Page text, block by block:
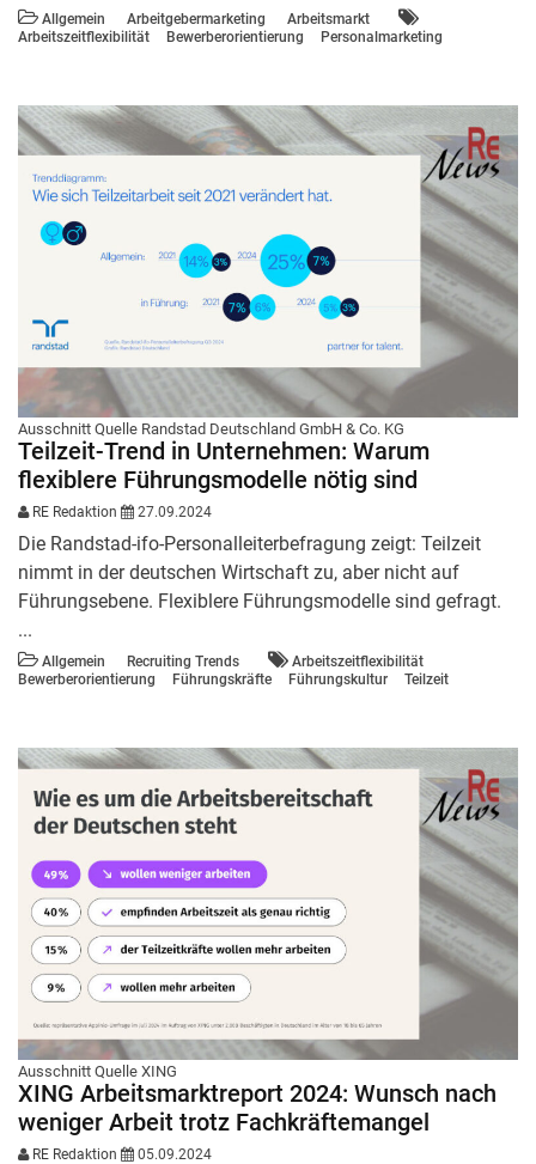
Allgemein Arbeitgebermarketing
Arbeitsmarkt
Arbeitszeitflexibilität
Bewerberorientierung Personalmarketing
Ausschnitt Quelle Randstad Deutschland GmbH & Co. KG
Teilzeit-Trend in Unternehmen: Warum
flexiblere Führungsmodelle nötig sind
RE Redaktion 27.09.2024
Die Randstad-ifo-Personalleiterbefragung zeigt: Teilzeit
nimmt in der deutschen Wirtschaft zu, aber nicht auf
Führungsebene. Flexiblere Führungsmodelle sind gefragt.
...
Allgemein Recruiting Trends
Arbeitszeitflexibilität
Bewerberorientierung
Führungskräfte Führungskultur Teilzeit
Ausschnitt Quelle XING
XING Arbeitsmarktreport 2024: Wunsch nach
weniger Arbeit trotz Fachkräftemangel
RE Redaktion 05.09.2024